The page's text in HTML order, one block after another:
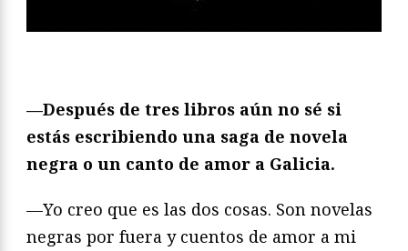
—Después de tres libros aún no sé si
estás escribiendo una saga de novela
negra o un canto de amor a Galicia.
—Yo creo que es las dos cosas. Son novelas
negras por fuera y cuentos de amor a mi